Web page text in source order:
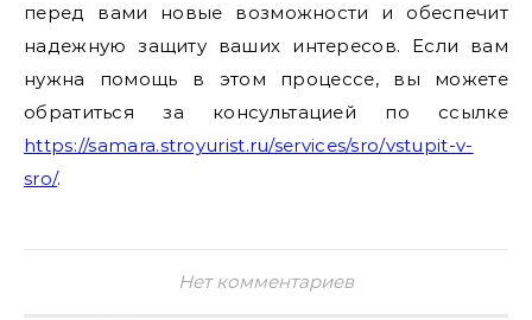
перед вами новые возможности и обеспечит
надежную защиту ваших интересов. Если вам
нужна помощь в этом процессе, вы можете
обратиться за консультацией по ссылке
https://samara.stroyurist.ru/services/sro/vstupit-v-
sro/.
Нет комментариев